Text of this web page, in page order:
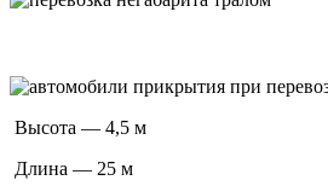
Высота — 4,5 м
Длина — 25 м